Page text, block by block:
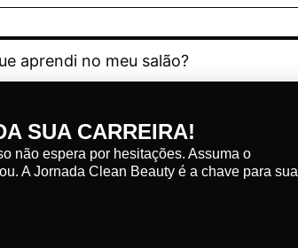
aprendi no meu salão?
SUA CARREIRA!
não espera por hesitações. Assuma o
A Jornada Clean Beauty é a chave para sua